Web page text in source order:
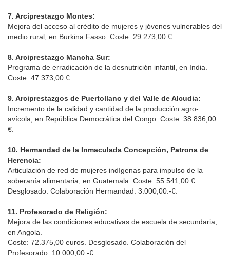
7. Arciprestazgo Montes:
Mejora del acceso al crédito de mujeres y jóvenes vulnerables del
medio rural, en Burkina Fasso. Coste: 29.273,00 €.
8. Arciprestazgo Mancha Sur:
Programa de erradicación de la desnutrición infantil, en India.
Coste: 47.373,00 €.
9. Arciprestazgos de Puertollano y del Valle de Alcudia:
Incremento de la calidad y cantidad de la producción agro-
avícola, en República Democrática del Congo. Coste: 38.836,00
€.
10. Hermandad de la Inmaculada Concepción, Patrona de
Herencia:
Articulación de red de mujeres indígenas para impulso de la
soberanía alimentaria, en Guatemala. Coste: 55.541,00 €.
Desglosado. Colaboración Hermandad: 3.000,00.-€.
11. Profesorado de Religión:
Mejora de las condiciones educativas de escuela de secundaria,
en Angola.
Coste: 72.375,00 euros. Desglosado. Colaboración del
Profesorado: 10.000,00.-€